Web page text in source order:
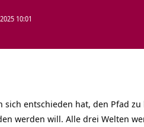
10:01
sich entschieden hat, den Pfad
werden will. Alle drei Welten